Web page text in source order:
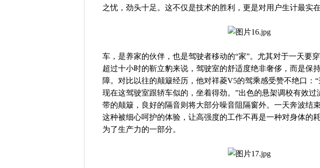
之忧，劲头十足。这不仅是技术的胜利，更是对用户生计最实在
车，是养家的伙伴，也是驾驶者移动的“家”。尤其对于一天要
超过十小时的靳立豹来说，驾驶室的舒适度绝非奢侈，而是保
障。对比以往的颠簸经历，他对祥菱V5的驾乘感受赞不绝口
现在这驾驶室跟轿车似的，坐着得劲。”出色的悬架调校有效过
带的颠簸，良好的隔音则将大部分噪音阻隔窗外。一天奔波结
这种被细心呵护的体验，让高强度的工作不再是一种对身体的
为了生产力的一部分。